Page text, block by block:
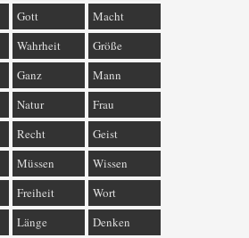
Gott
Macht
Wahrheit
Größe
Ganz
Mann
Natur
Frau
Recht
Geist
Müssen
Wissen
Freiheit
Wort
Länge Denken